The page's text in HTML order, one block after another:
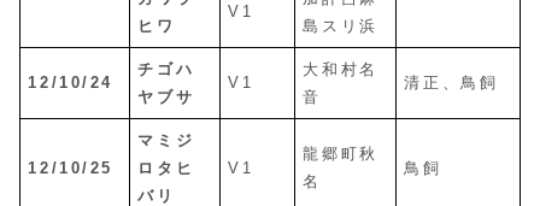
ヒワ
V1
島スリ浜
12/10/24
チゴハ
ヤブサ
V1
大和村名
音
清正、鳥飼
12/10/25
マミジ
ロタヒ
バリ
V1
龍郷町秋
名
鳥飼